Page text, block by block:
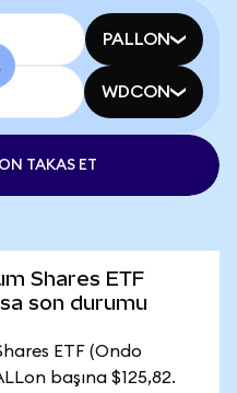
PALLON
WDCON
TAKAS ET
Shares ETF
son durumu
ETF (Ondo
başına $125,82.